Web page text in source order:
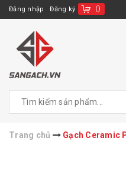
Đăng nhập Đăng ký ()
Trang chủ Gạch Ceramic